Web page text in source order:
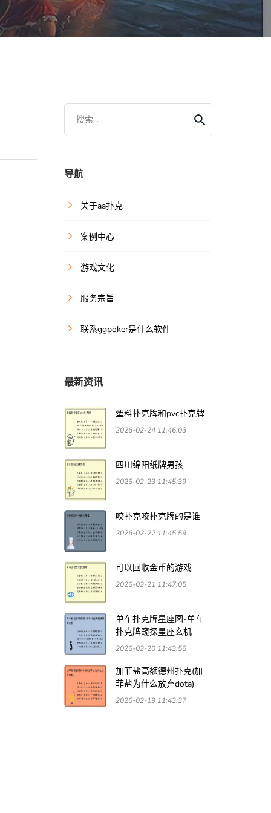
搜索...
导航
关于aa扑克
案例中心
游戏文化
服务宗旨
联系ggpoker是什么软件
最新资讯
塑料扑克牌和pvc扑克牌
2026-02-24 11:46:03
四川绵阳纸牌男孩
2026-02-23 11:45:39
咬扑克咬扑克牌的是谁
2026-02-22 11:45:59
可以回收金币的游戏
2026-02-21 11:47:05
单车扑克牌星座图-单车
扑克牌窥探星座玄机
2026-02-20 11:43:56
加菲盐高额德州扑克(加
菲盐为什么放弃dota)
2026-02-19 11:43:37